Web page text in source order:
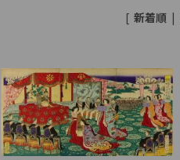
[ 新着順 |